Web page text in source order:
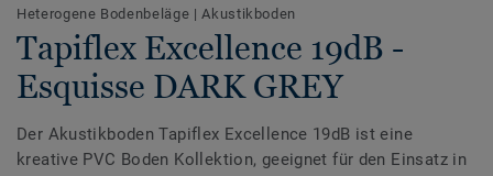
Heterogene Bodenbeläge |Akustikboden
Tapiflex Excellence 19dB -
Esquisse DARK GREY
Der Akustikboden Tapiflex Excellence 19dB ist eine
kreative PVC Boden Kollektion, geeignet für den Einsatz in